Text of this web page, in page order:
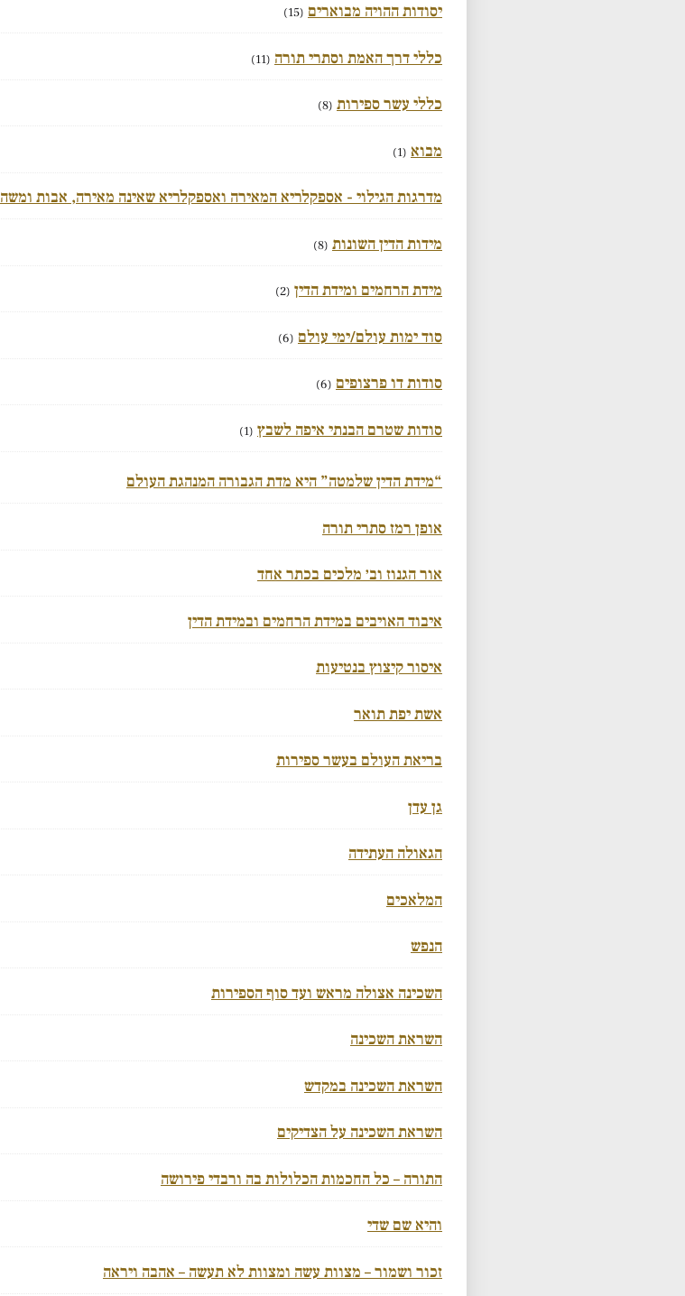
יסודות ההויה מבוארים (15)
כללי דרך האמת וסתרי תורה (11)
כללי עשר ספירות (8)
מבוא (1)
מדרגות הגילוי - אספקלריא המאירה ואספקלריא שאינה מאירה, אבות ומשה
מידות הדין השונות (8)
מידת הרחמים ומידת הדין (2)
סוד ימות עולם/ימי עולם (6)
סודות דו פרצופים (6)
סודות שטרם הבנתי איפה לשבץ (1)
“מידת הדין שלמטה” היא מדת הגבורה המנהגת העולם
אופן רמז סתרי תורה
אור הגנוז וב׳ מלכים בכתר אחד
איבוד האויבים במידת הרחמים ובמידת הדין
איסור קיצוץ בנטיעות
אשת יפת תואר
בריאת העולם בעשר ספירות
גן עדן
הגאולה העתידה
המלאכים
הנפש
השכינה אצולה מראש ועד סוף הספירות
השראת השכינה
השראת השכינה במקדש
השראת השכינה על הצדיקים
התורה – כל החכמות הכלולות בה ורבדי פירושה
והיא שם שדי
זכור ושמור – מצוות עשה ומצוות לא תעשה – אהבה ויראה